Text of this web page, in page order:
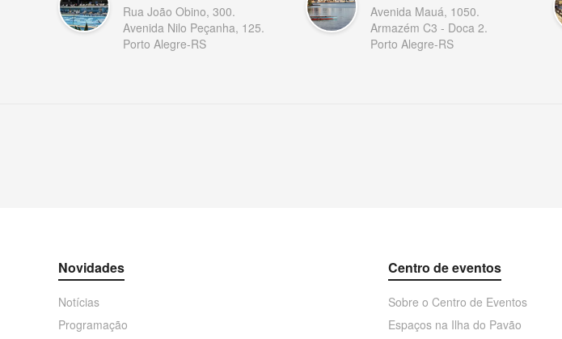
Rua João Obino, 300.
Avenida Nilo Peçanha, 125.
Porto Alegre-RS
Avenida Mauá, 1050.
Armazém C3 - Doca 2.
Porto Alegre-RS
Novidades
Notícias
Programação
Centro de eventos
Sobre o Centro de Eventos
Espaços na Ilha do Pavão